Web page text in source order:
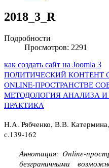
2018_3_R
Подробности
Просмотров: 2291
как создать сайт на Joomla 3
ПОЛИТИЧЕСКИЙ
ONLINE-ПРОСТРАНСТВЕ
МЕТОДОЛОГИЯ АНАЛИЗА
ПРАКТИКА
Н.А. Рябченко, В.В.
с.139-162
Аннотация: Online-
безграничными